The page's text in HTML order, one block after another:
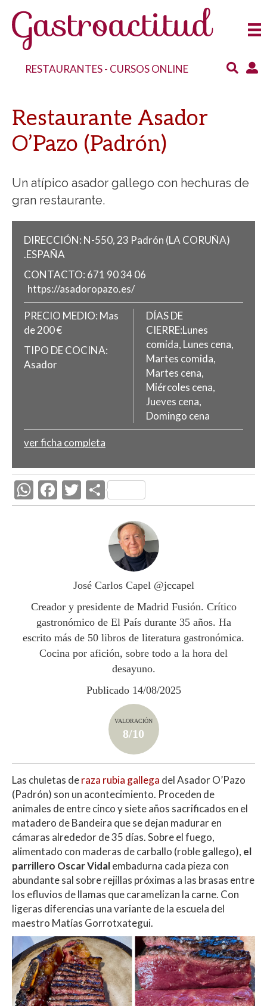
RESTAURANTES- CURSOS ONLINE
Restaurante Asador
O’Pazo (Padrón)
Un atípico asador gallego con hechuras de
gran restaurante.
DIRECCIÓN: N-550, 23 Padrón (LA CORUÑA)
.ESPAÑA
CONTACTO: 671 90 34 06
https://asadoropazo.es/
PRECIO MEDIO: Mas
de 200 €
TIPO DE COCINA:
Asador
DÍAS DE
CIERRE:Lunes
comida, Lunes cena,
Martes comida,
Martes cena,
Miércoles cena,
Jueves cena,
Domingo cena
ver ficha completa
W
h
p
F
ac
k
T
w
C
o
m
p
ar
ti
r
José Carlos Capel @jccapel
Creador y presidente de Madrid Fusión. Crítico
gastronómico de El País durante 35 años. Ha
escrito más de 50 libros de literatura gastronómica.
Cocina por afición, sobre todo a la hora del
desayuno.
Publicado 14/08/2025
VALORACIÓN
8/10
Las chuletas deraza rubia gallega del Asador O’Pazo
(Padrón) son un acontecimiento. Proceden de
animales de entre cinco y siete años sacrificados en el
matadero de Bandeira que se dejan madurar en
cámaras alrededor de 35 días. Sobre el fuego,
alimentado con maderas de carballo (roble gallego), el
parrillero Oscar Vidalembadurna cada pieza con
abundante sal sobre rejillas próximas a las brasas entre
los efluvios de llamas que caramelizan la carne. Con
ligeras diferencias una variante de la escuela del
maestro Matías Gorrotxategui.